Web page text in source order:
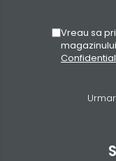
Vreau sa